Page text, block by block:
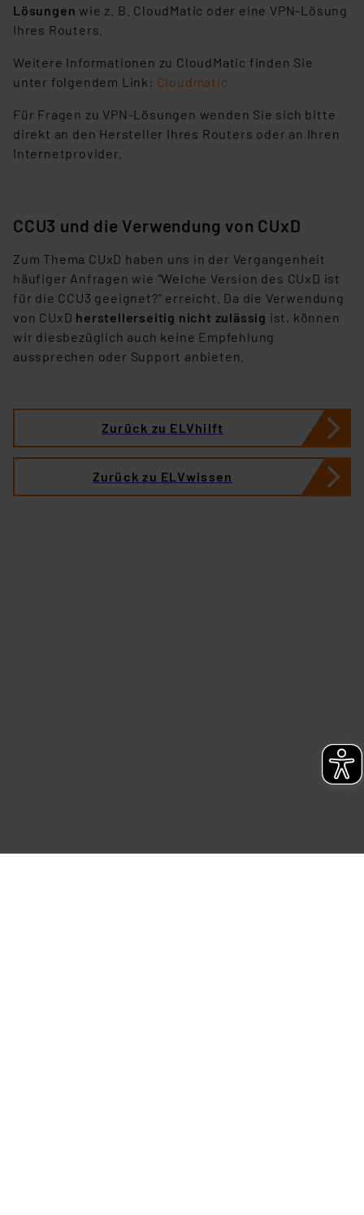
Lösungen wie z. B. CloudMatic oder eine VPN-Lösung
Ihres Routers.
Weitere Informationen zu CloudMatic finden Sie
unter folgendem Link: Cloudmatic
Für Fragen zu VPN-Lösungen wenden Sie sich bitte
direkt an den Hersteller Ihres Routers oder an Ihren
Internetprovider.
CCU3 und die Verwendung von CUxD
Zum Thema CUxD haben uns in der Vergangenheit
häufiger Anfragen wie "Welche Version des CUxD ist
für die CCU3 geeignet?" erreicht. Da die Verwendung
von CUxD herstellerseitig nicht zulässig ist, können
wir diesbezüglich auch keine Empfehlung
aussprechen oder Support anbieten.
Zurück zu ELVhilft
Zurück zu ELVwissen